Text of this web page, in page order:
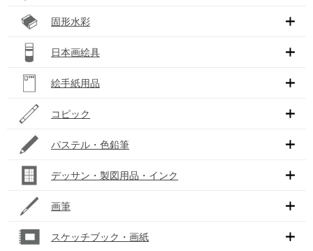
固形水彩
日本画絵具
絵手紙用品
コピック
パステル・色鉛筆
デッサン・製図用品・インク
画筆
スケッチブック・画紙